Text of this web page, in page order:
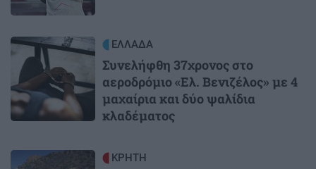
Image ΕΛΛΑΔΑ
Συνελήφθη 37χρονος στο
αεροδρόμιο «Ελ. Βενιζέλος» με 4
μαχαίρια και δύο ψαλίδια
κλαδέματος
Image ΚΡΗΤΗ